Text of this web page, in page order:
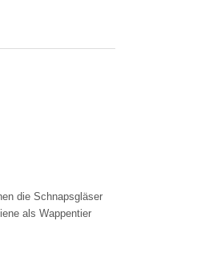
die Schnapsgläser
als Wappentier